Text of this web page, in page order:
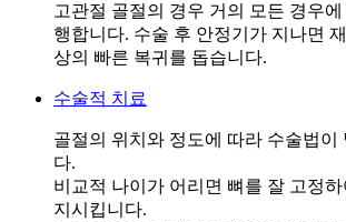
고관절 골절의 경우 거의 모든 경우에
행합니다. 수술 후 안정기가 지나면
상의 빠른 복귀를 돕습니다.
수술적 치료
골절의 위치와 정도에 따라 수술법이
다.
비교적 나이가 어리면 뼈를 잘 고정
지시킵니다.